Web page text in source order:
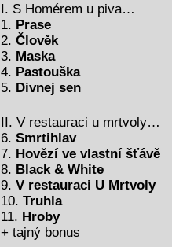
I. S Homérem u piva…
1. Prase
2. Člověk
3. Maska
4. Pastouška
5. Divnej sen
II. V restauraci u mrtvoly…
6. Smrtihlav
7. Hovězí ve vlastní šťávě
8. Black & White
9. V restauraci U Mrtvoly
10. Truhla
11. Hroby
+ tajný bonus